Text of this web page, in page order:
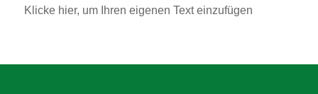
Klicke hier, um Ihren eigenen Text einzufügen